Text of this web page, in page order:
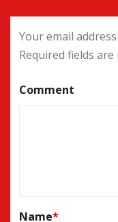
Your email
Required fields are
Comment
Name*